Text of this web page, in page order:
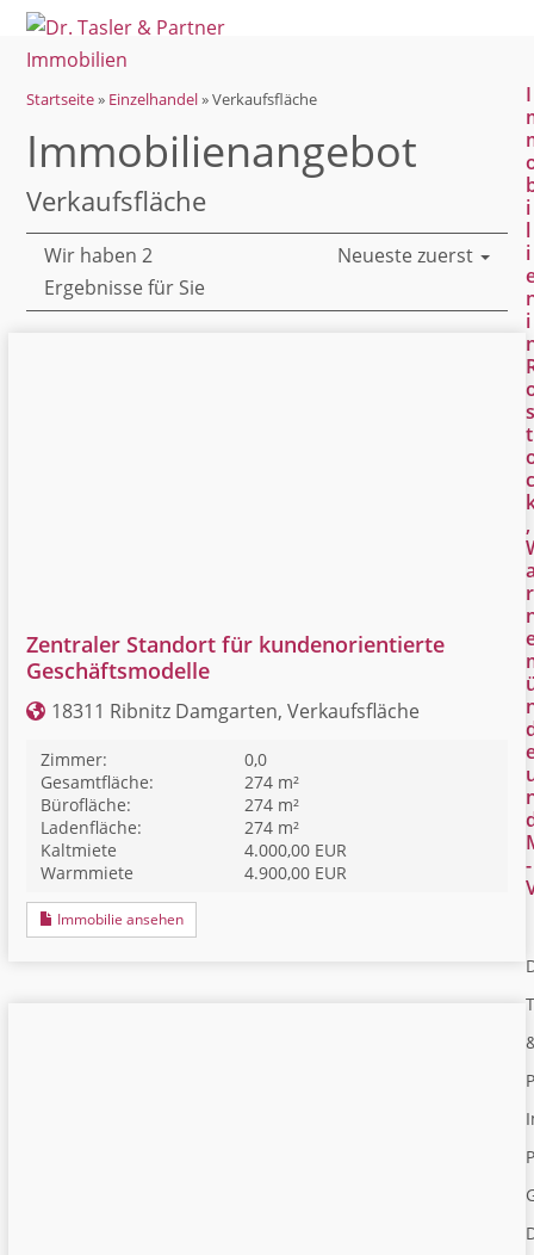
SkipOpen
mobile
menu
Close
mobile
menu
Startseite» Einzelhandel»Verkaufsfläche
Immobilien­angebot
Verkaufsfläche
Wir haben 2
Ergebnisse für Sie
Neueste zuerst
Zentraler Standort für kundenorientierte
Geschäftsmodelle
18311 Ribnitz Damgarten, Verkaufsfläche
Zimmer:
0,0
Gesamtfläche:
274 m²
Bürofläche:
274 m²
Ladenfläche:
274 m²
Kaltmiete
4.000,00 EUR
Warmmiete
4.900,00 EUR
Immobilie ansehen
I
i
l
i
i
s
t
c
,
r
-